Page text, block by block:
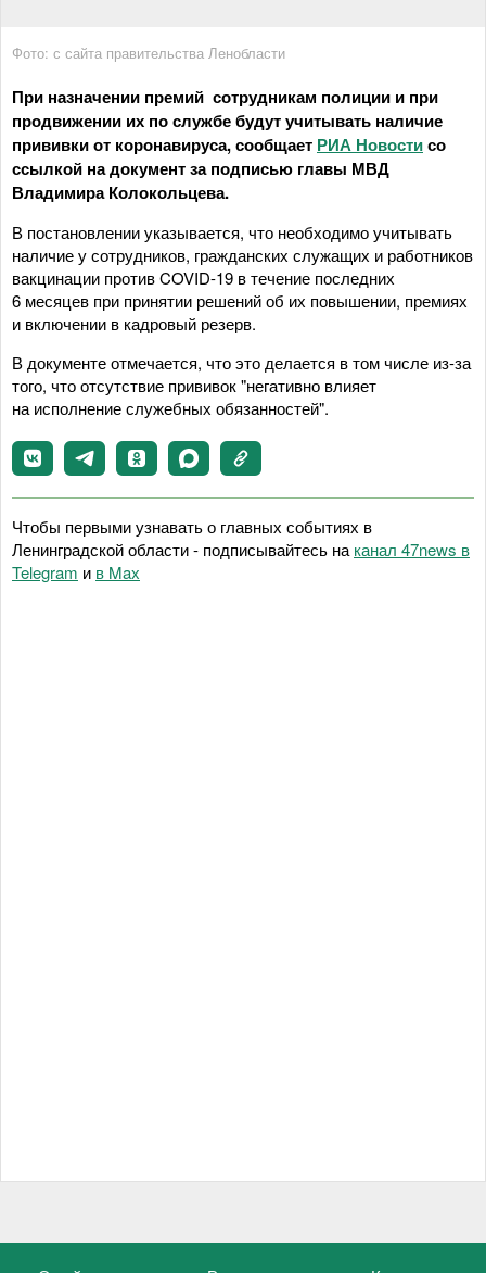
Фото: с сайта правительства Ленобласти
При назначении премий сотрудникам полиции и при
продвижении их по службе будут учитывать наличие
прививки от коронавируса, сообщает РИА Новостисо
ссылкой на документ за подписью главы МВД
Владимира Колокольцева.
В постановлении указывается, что необходимо учитывать
наличие у сотрудников, гражданских служащих и работников
вакцинации против COVID-19 в течение последних
6 месяцев при принятии решений об их повышении, премиях
и включении в кадровый резерв.
В документе отмечается, что это делается в том числе из-за
того, что отсутствие прививок "негативно влияет
на исполнение служебных обязанностей".
Чтобы первыми узнавать о главных событиях в
Ленинградской области - подписывайтесь на канал 47news в
Telegram и в Maх